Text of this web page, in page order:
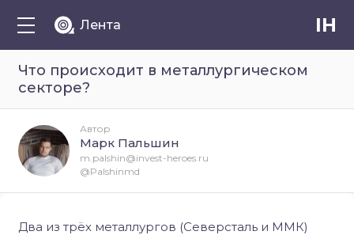
Лента IH
Что происходит в металлургическом
секторе?
Два из трёх металлургов (Северсталь и ММК)
Автор
Марк Пальшин
m.palshin@invest-heroes.ru
@Palshinmd